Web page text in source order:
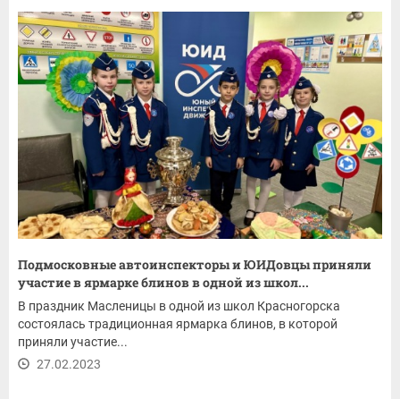
Подмосковные автоинспекторы и ЮИДовцы приняли
участие в ярмарке блинов в одной из школ...
В праздник Масленицы в одной из школ Красногорска
состоялась традиционная ярмарка блинов, в которой
приняли участие...
27.02.2023